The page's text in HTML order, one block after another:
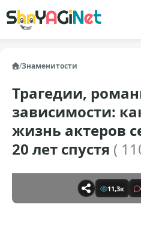
/Знаменитости
Трагедии,
зависимости:
жизнь актеров
20 лет спустя (
11,3к